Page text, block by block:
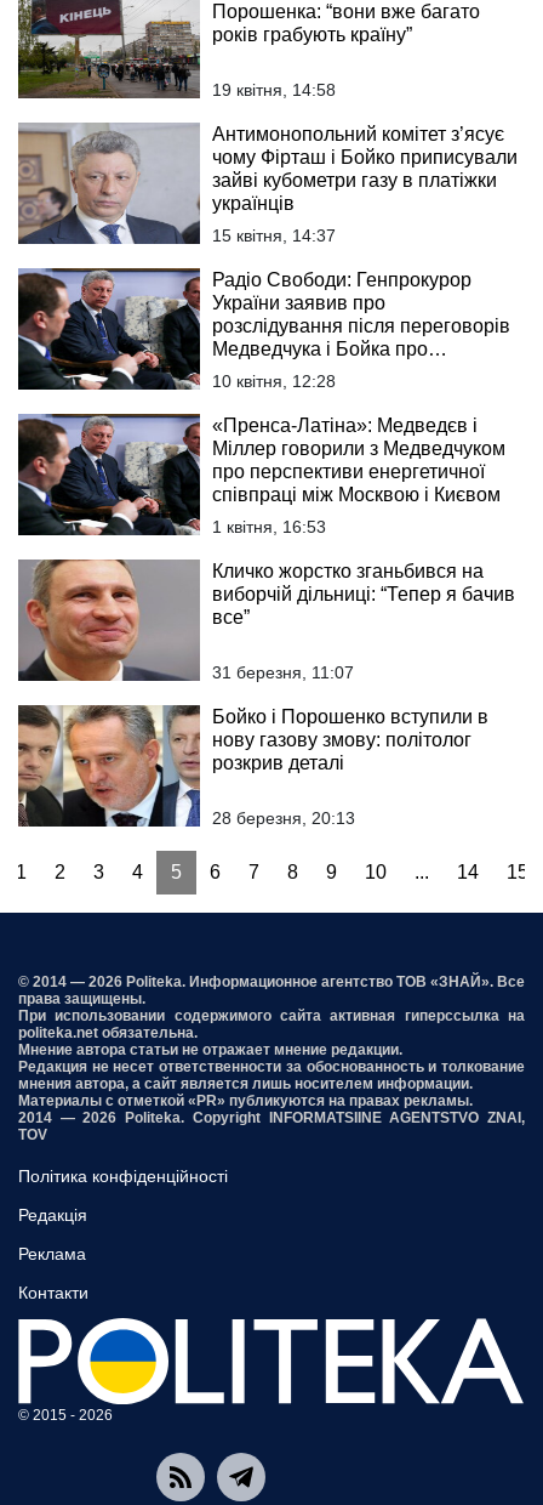
Порошенка: “вони вже багато
років грабують країну”
19 квітня, 14:58
Антимонопольний комітет з’ясує
чому Фірташ і Бойко приписували
зайві кубометри газу в платіжки
українців
15 квітня, 14:37
Радіо Свободи: Генпрокурор
України заявив про
розслідування після переговорів
Медведчука і Бойка про
відновлення україно-російських
торгово-економічних зв’язків
10 квітня, 12:28
«Пренса-Латіна»: Медведєв і
Міллер говорили з Медведчуком
про перспективи енергетичної
співпраці між Москвою і Києвом
1 квітня, 16:53
Кличко жорстко зганьбився на
виборчій дільниці: “Тепер я бачив
все”
31 березня, 11:07
Бойко і Порошенко вступили в
нову газову змову: політолог
розкрив деталі
28 березня, 20:13
1 2 3 4 5 6 7 8 9 10 ... 14 15
© 2014 — 2026 Politeka. Информационное агентство ТОВ «ЗНАЙ». Все
права защищены.
При использовании содержимого сайта активная гиперссылка на
politeka.net обязательна.
Мнение автора статьи не отражает мнение редакции.
Редакция не несет ответственности за обоснованность и толкование
мнения автора, а сайт является лишь носителем информации.
Материалы с отметкой «PR» публикуются на правах рекламы.
2014 — 2026 Politeka. Copyright INFORMATSIINE AGENTSTVO ZNAI,
TOV
Політика конфіденційності
Редакція
Реклама
Контакти
© 2015 - 2026